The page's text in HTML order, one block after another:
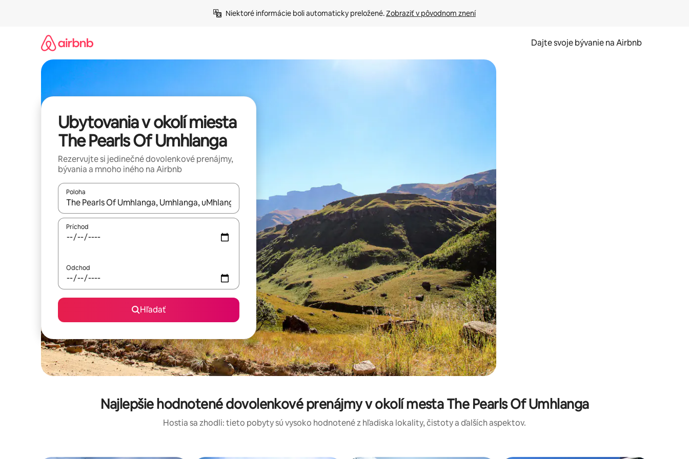
Niektoré informácie boli automaticky preložené. Zobraziť v pôvodnom znení
Dajte svoje bývanie na Airbnb
Ubytovania v okolí miesta
The Pearls Of Umhlanga
Rezervujte si jedinečné dovolenkové prenájmy,
bývania a mnoho iného na Airbnb
Poloha
Keď budú výsledky k dispozícii, môžete si ich prechádzať pomocou klávesov so šípkami nahor a nadol alebo ich preskúmať pomocou dotykových gest či potiahnutia prstom.
Príchod
Odchod
Hľadať
Najlepšie hodnotené dovolenkové prenájmy v okolí mesta The Pearls Of Umhlanga
Hostia sa zhodli: tieto pobyty sú vysoko hodnotené z hľadiska lokality, čistoty a ďalších aspektov.